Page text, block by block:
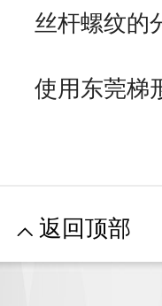
丝杆螺纹的
使用东莞梯
返回顶部